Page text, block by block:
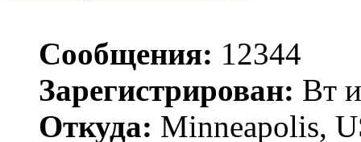
Сообщения: 12344
Зарегистрирован: Вт
Откуда: Minneapolis,